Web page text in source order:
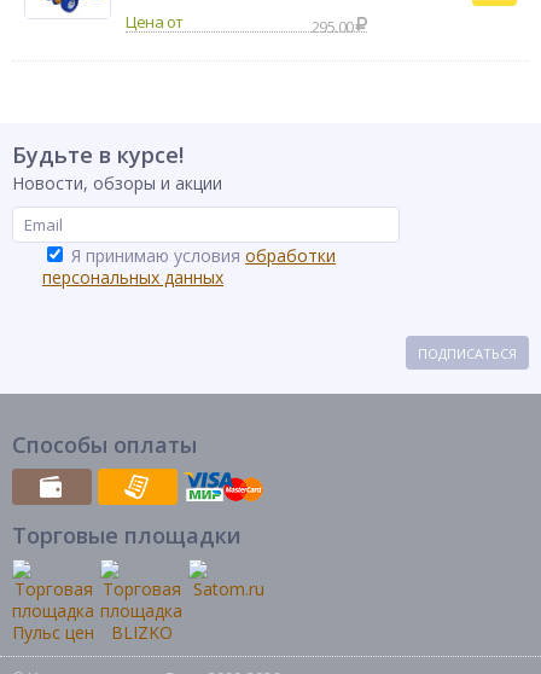
295.00
Будьте в курсе!
Новости, обзоры и акции
Я принимаю условия обработки
персональных данных
ПОДПИСАТЬСЯ
Способы оплаты
Торговые площадки